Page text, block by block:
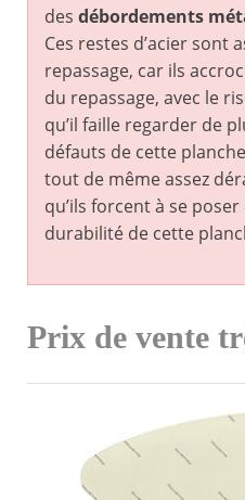
des débordements
Ces restes d’acier sont
repassage, car ils
du repassage, avec le
qu’il faille regarder de
défauts de cette
tout de même assez
qu’ils forcent à se
durabilité de cette
Prix de vente